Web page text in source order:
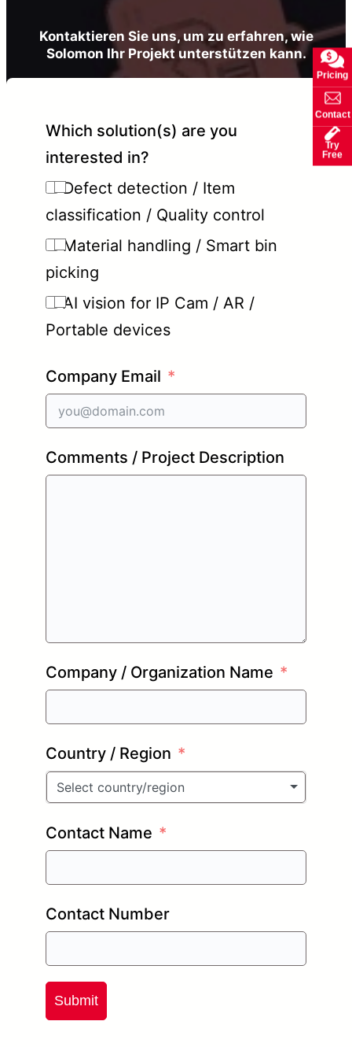
Pricing
Contact
Try
Free
Kontaktieren Sie uns, um zu erfahren, wie
Solomon Ihr Projekt unterstützen kann.
Which solution(s) are you
interested in?
Defect detection / Item
classification / Quality control
Material handling / Smart bin
picking
AI vision for IP Cam / AR /
Portable devices
Company Email
Comments / Project Description
Company / Organization Name
Country / Region
Select country/region
Contact Name
Contact Number
Submit